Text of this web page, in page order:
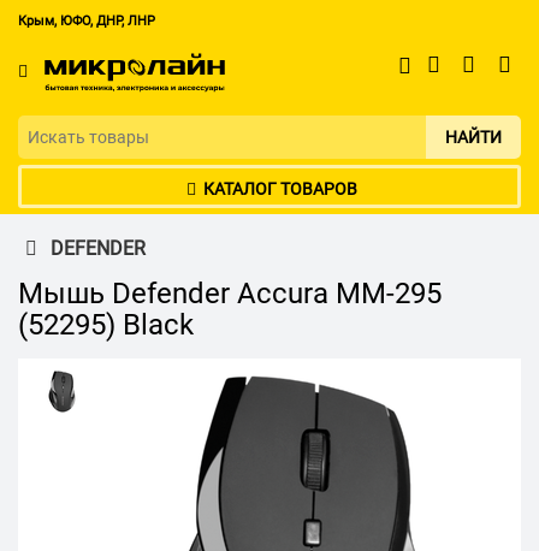
Крым, ЮФО, ДНР, ЛНР
НАЙТИ
КАТАЛОГ ТОВАРОВ
DEFENDER
Мышь Defender Accura MM-295
(52295) Black